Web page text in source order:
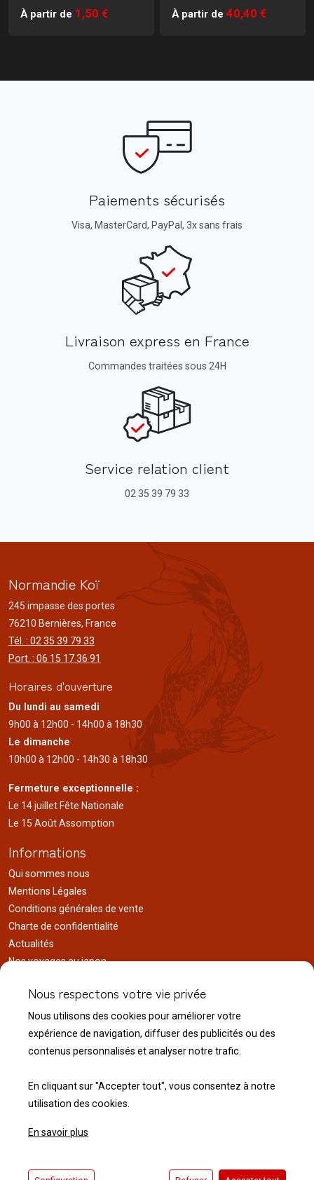
À partir de 1,50 € À partir de 40,40 €
Paiements sécurisés
Visa, MasterCard, PayPal, 3x sans frais
Livraison express en France
Commandes traitées sous 24H
Service relation client
02 35 39 79 33
Normandie Koï
245 impasse des portes
76210 Bernières, France
Tél. : 02 35 39 79 33
Port. : 06 15 17 36 91
Horaires d'ouverture
Du lundi au samedi
9h00 à 12h00 - 14h00 à 18h30
Le dimanche
10h00 à 12h00 - 14h30 à 18h30
Fermeture exceptionnelle :
Le 14 juillet Fête Nationale
Le 15 Août Assomption
Informations
Qui sommes nous
Mentions Légales
Conditions générales de vente
Charte de confidentialité
Actualités
Nos voyages au japon
Liens utiles
Service client
Nous contacter
Modalité de retour
Nous respectons votre vie privée
Nous utilisons des cookies pour améliorer votre
expérience de navigation, diffuser des publicités ou des
contenus personnalisés et analyser notre trafic.
En cliquant sur "Accepter tout", vous consentez à notre
utilisation des cookies.
En savoir plus